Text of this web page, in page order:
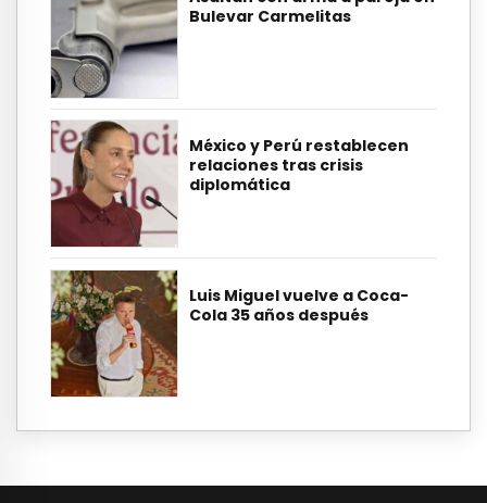
Bulevar Carmelitas
México y Perú restablecen
relaciones tras crisis
diplomática
Luis Miguel vuelve a Coca-
Cola 35 años después